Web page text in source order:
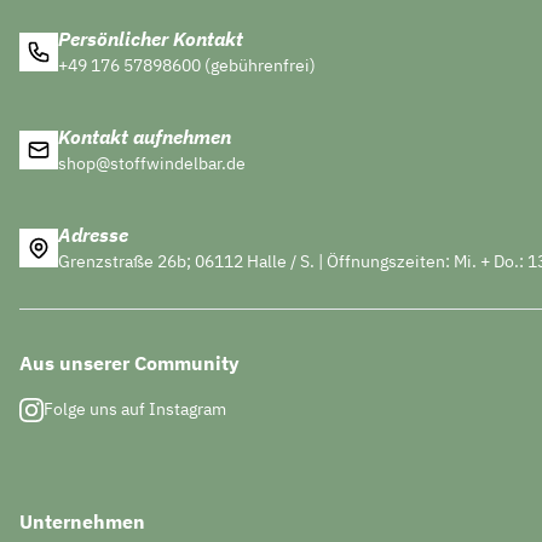
Persönlicher Kontakt
+49 176 57898600 (gebührenfrei)
Kontakt aufnehmen
shop@stoffwindelbar.de
Adresse
Grenzstraße 26b; 06112 Halle / S. | Öffnungszeiten: Mi. + Do.:
Aus unserer Community
Folge uns auf Instagram
Unternehmen